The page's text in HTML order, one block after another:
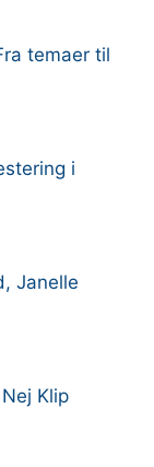
temaer til
i
Janelle
Klip